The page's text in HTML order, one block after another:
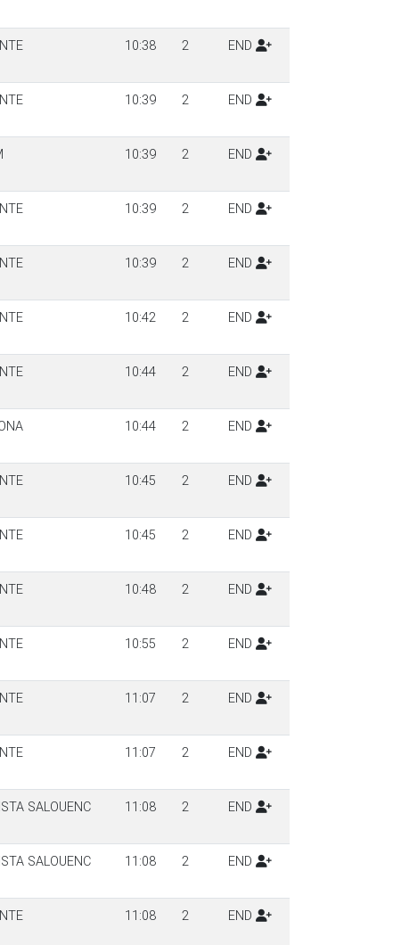
10:38 2 END
10:39 2 END
10:39 2 END
10:39 2 END
10:39 2 END
10:42 2 END
10:44 2 END
10:44 2 END
10:45 2 END
10:45 2 END
10:48 2 END
10:55 2 END
11:07 2 END
11:07 2 END
SALOUENC 11:08 2 END
SALOUENC 11:08 2 END
11:08 2 END